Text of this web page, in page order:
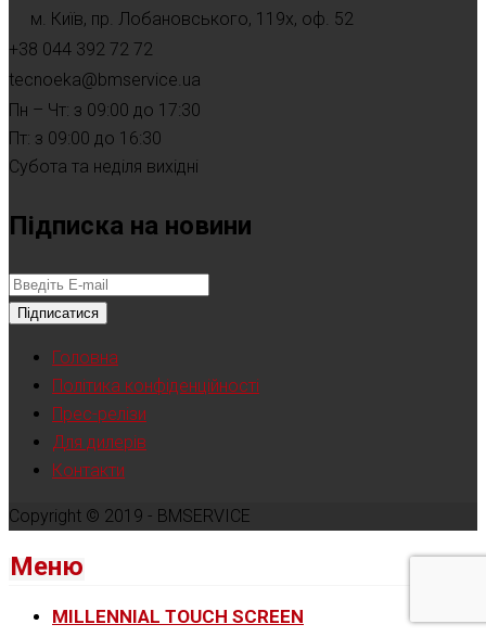
м. Київ, пр. Лобановського, 119х, оф. 52
+38 044 392 72 72
tecnoeka@bmservice.ua
Пн – Чт: з 09:00 до 17:30
Пт: з 09:00 до 16:30
Субота та неділя вихідні
Підписка на новини
Підписатися
Головна
Політика конфіденційності
Прес-релізи
Для дилерів
Контакти
Copyright © 2019 - BMSERVICE
Меню
MILLENNIAL TOUCH SCREEN